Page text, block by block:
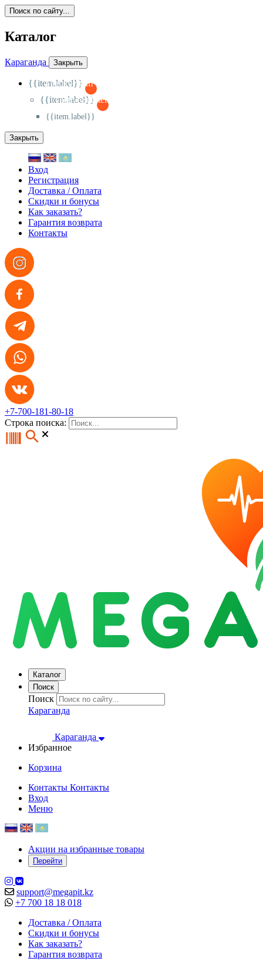
Поиск по сайту...
Каталог
Караганда Закрыть
{{item.label}}
{{activeItem==item.id?'-
{{item.label}}
{{activeSubitem==item.id?'-
{{item.label}}
Закрыть
Вход
Регистрация
Доставка / Оплата
Скидки и бонусы
Как заказать?
Гарантия возврата
Контакты
+7-700-181-80-18
Строка поиска:
Каталог
Поиск
Поиск
Караганда
Караганда
Избранное
Корзина
Контакты Контакты
Вход
Меню
Акции на избранные товары
Перейти
support@megapit.kz
+7 700 18 18 018
Доставка / Оплата
Скидки и бонусы
Как заказать?
Гарантия возврата